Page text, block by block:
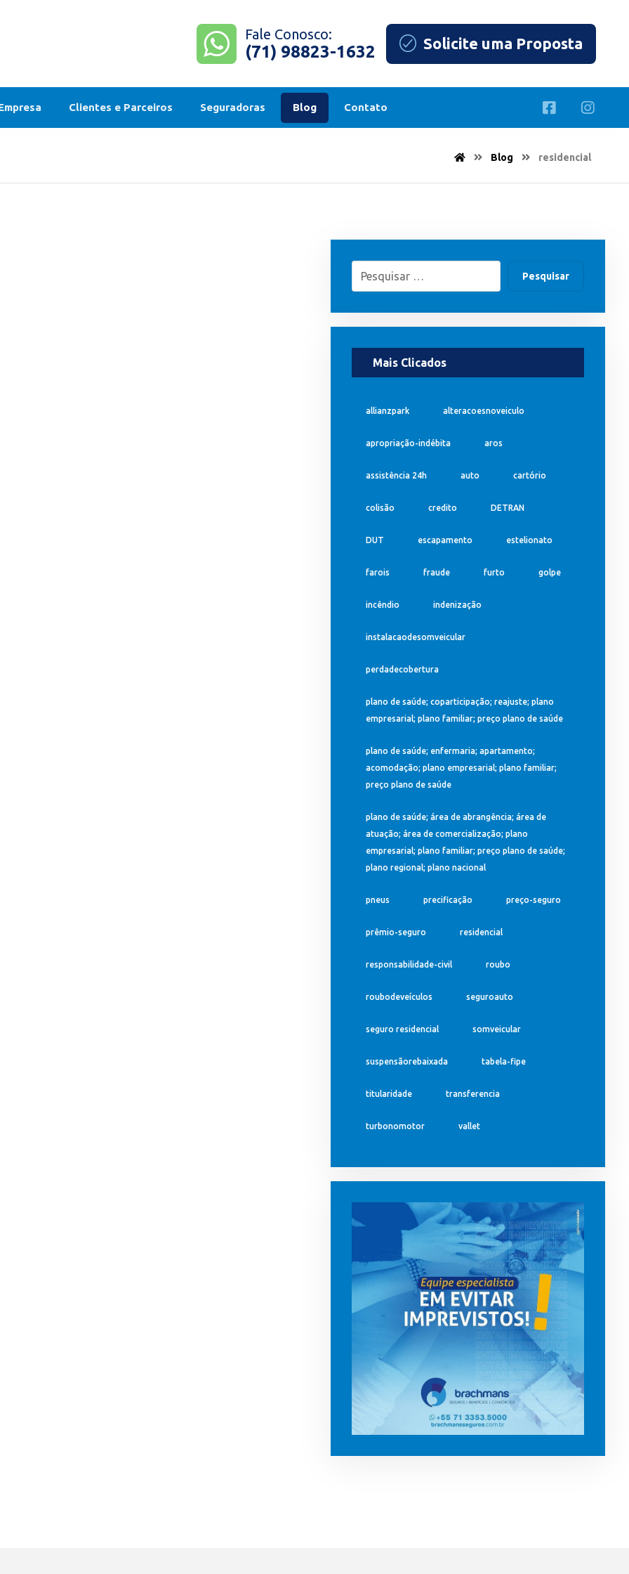
Solicite uma Proposta
Fale Conosco:
(71) 98823-1632
Clientes e Parceiros Seguradoras Blog Contato
Blog residencial
Pesquisar
Mais Clicados
allianzpark alteracoesnoveiculo
apropriação-indébita aros
assistência 24h auto cartório
colisão credito DETRAN
DUT escapamento estelionato
farois fraude furto golpe
incêndio indenização
instalacaodesomveicular
perdadecobertura
plano de saúde; coparticipação; reajuste; plano
empresarial; plano familiar; preço plano de saúde
plano de saúde; enfermaria; apartamento;
acomodação; plano empresarial; plano familiar;
preço plano de saúde
plano de saúde; área de abrangência; área de
atuação; área de comercialização; plano
empresarial; plano familiar; preço plano de saúde;
plano regional; plano nacional
pneus precificação preço-seguro
prêmio-seguro residencial
responsabilidade-civil roubo
roubodeveículos seguroauto
seguro residencial somveicular
suspensãorebaixada tabela-fipe
titularidade transferencia
turbonomotor vallet